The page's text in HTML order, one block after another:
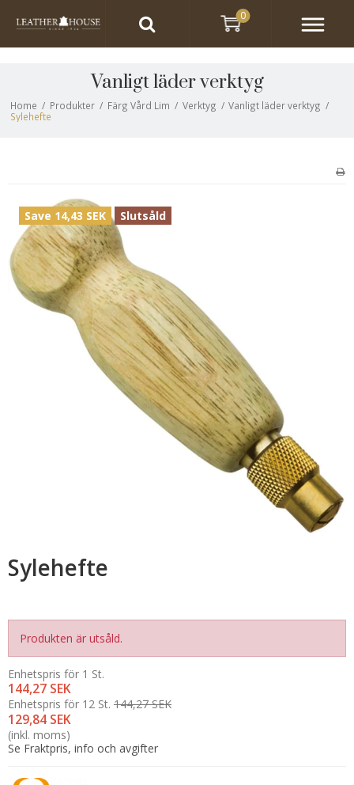
Vanligt läder verktyg
Home / Produkter / Färg Vård Lim / Verktyg / Vanligt läder verktyg /
Sylehefte
Save 14,43 SEK Slutsåld
Sylehefte
Produkten är utsåld.
Enhetspris för 1 St.
144,27 SEK
Enhetspris för 12 St.
129,84 SEK
144,27 SEK
(inkl. moms)
Se Fraktpris, info och avgifter
0